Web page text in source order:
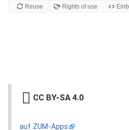
CC BY-SA 4.0
auf ZUM-Apps